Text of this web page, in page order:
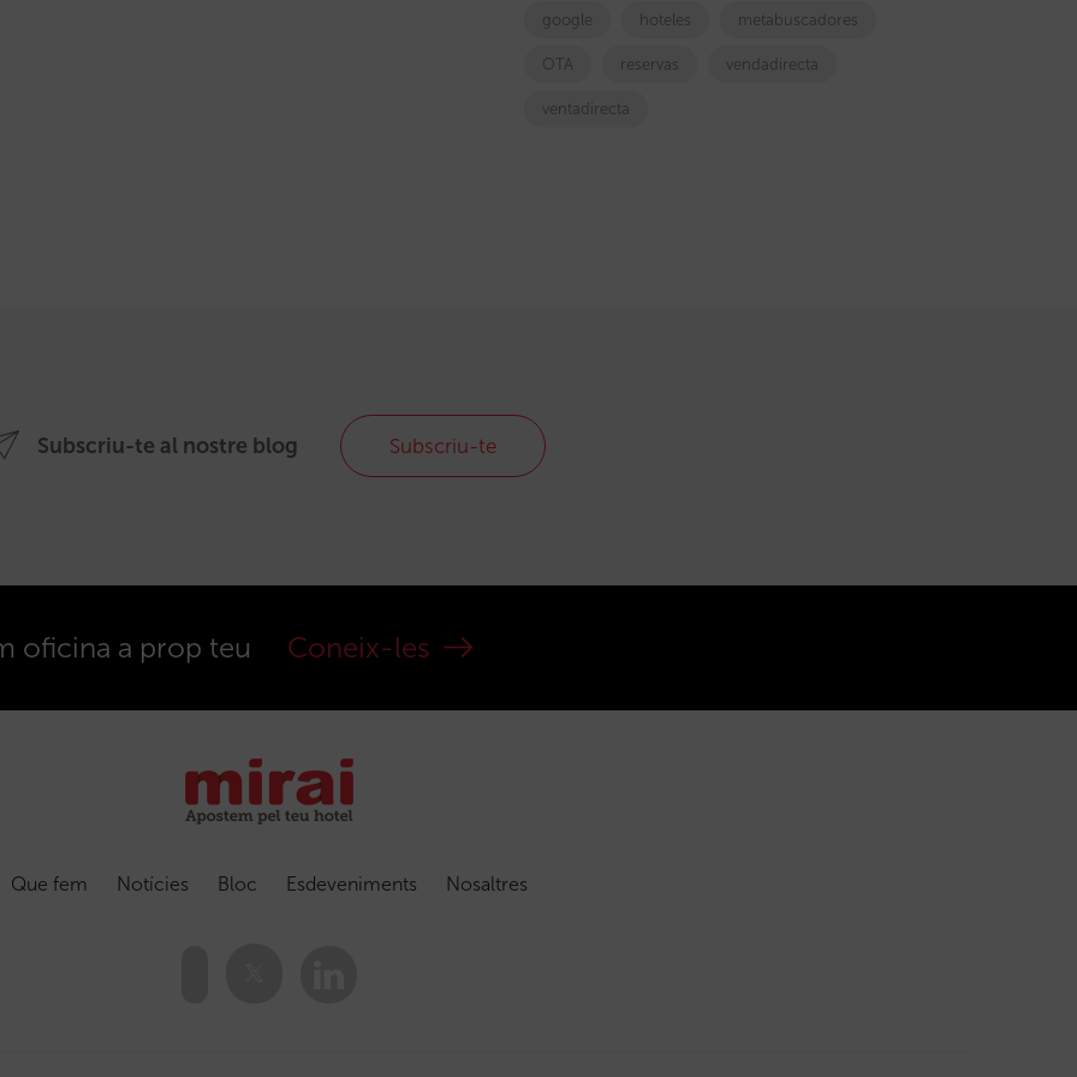
google hoteles metabuscadores
OTA reservas vendadirecta
ventadirecta
Subscriu-te al nostre blog Subscriu-te
oficina a prop teu Coneix-les
Que fem Notícies Bloc Esdeveniments Nosaltres